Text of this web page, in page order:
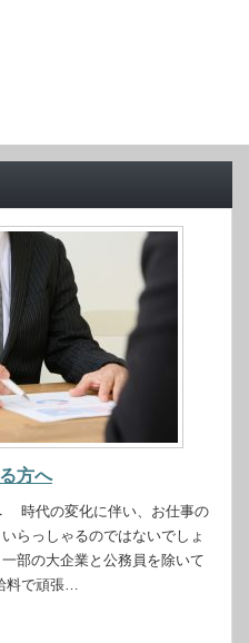
方へ
時代の変化に伴い、お仕事の
らっしゃるのではないでしょ
部の大企業と公務員を除いて
料で頑張…